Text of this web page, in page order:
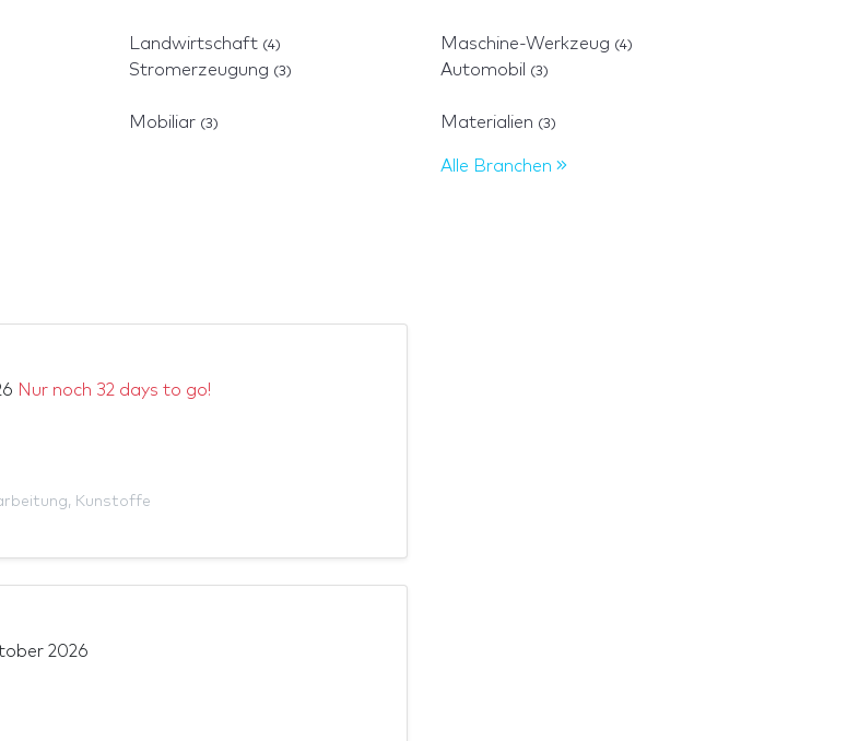
Landwirtschaft (4) Maschine-Werkzeug (4)
Stromerzeugung (3) Automobil (3)
Mobiliar (3) Materialien (3)
Alle Branchen
Nur noch 32 days to go!
, Kunstoffe
2026